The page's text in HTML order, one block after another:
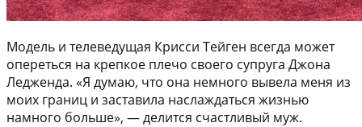
Модель и телеведущая Крисси Тейген всегда может
опереться на крепкое плечо своего супруга Джона
Ледженда. «Я думаю, что она немного вывела меня из
моих границ и заставила наслаждаться жизнью
намного больше», — делится счастливый муж.